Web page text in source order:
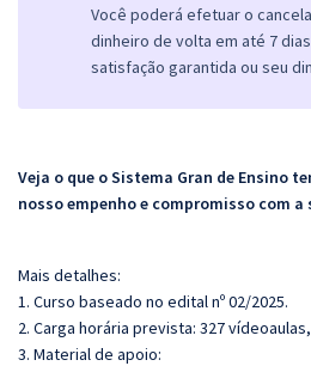
Você poderá efetuar o
dinheiro de volta em até 7
satisfação garantida ou seu
Veja o que o Sistema Gran de Ensino
nosso empenho e compromisso com a
Mais detalhes:
1. Curso baseado no edital nº 02/2025.
2. Carga horária prevista: 327
3. Material de apoio: